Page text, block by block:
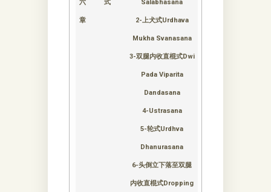
六
章
式 Salabhasana
2-上犬式Urdhava
Mukha Svanasana
3-双腿内收直棍式Dwi
Pada Viparita
Dandasana
4-Ustrasana
5-轮式Urdhva
Dhanurasana
6-头倒立下落至双腿
内收直棍式Dropping